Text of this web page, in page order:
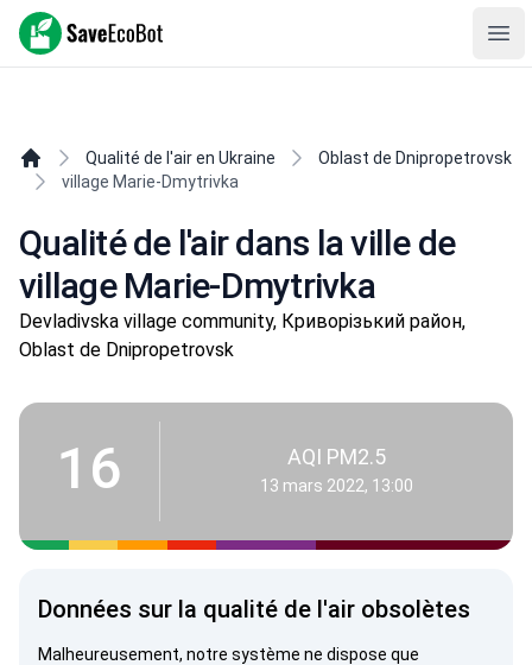
SaveEcoBot
Qualité de l'air en Ukraine
Oblast de Dnipropetrovsk
village Marie-Dmytrivka
Qualité de l'air dans la ville de
village Marie-Dmytrivka
Devladivska village community, Криворізький район,
Oblast de Dnipropetrovsk
16 AQI PM2.5
13 mars 2022, 13:00
Données sur la qualité de l'air obsolètes
Malheureusement, notre système ne dispose que